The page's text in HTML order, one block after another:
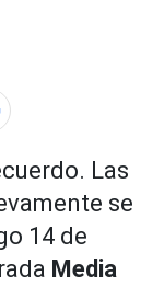
Las
se
14 de
Media